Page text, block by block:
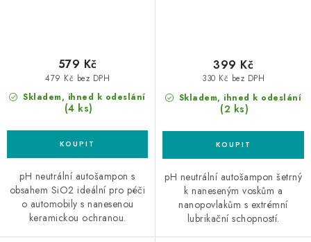
Skladem, ihned k odeslání
(4 ks)
479 Kč bez DPH
579 Kč
pH neutrální autošampon s
obsahem SiO2 ideální pro péči
o automobily s nanesenou
keramickou ochranou.
Skladem, ihned k odeslání
(2 ks)
330 Kč bez DPH
399 Kč
pH neutrální autošampon šetrný
k naneseným voskům a
nanopovlakům s extrémní
lubrikační schopností.